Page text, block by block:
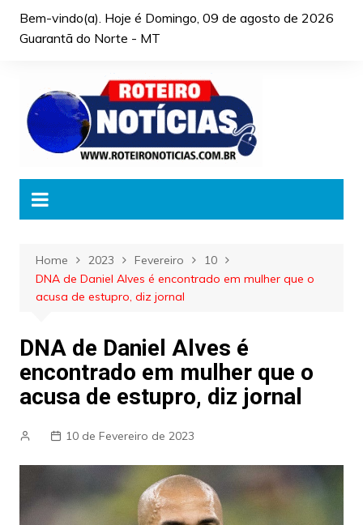
Bem-vindo(a). Hoje é Domingo, 09 de agosto de 2026
Guarantã do Norte - MT
Home 2023 Fevereiro
10
DNA de Daniel Alves é encontrado em mulher que o
acusa de estupro, diz jornal
DNA de Daniel Alves é
encontrado em mulher que o
acusa de estupro, diz jornal
10 de Fevereiro de 2023